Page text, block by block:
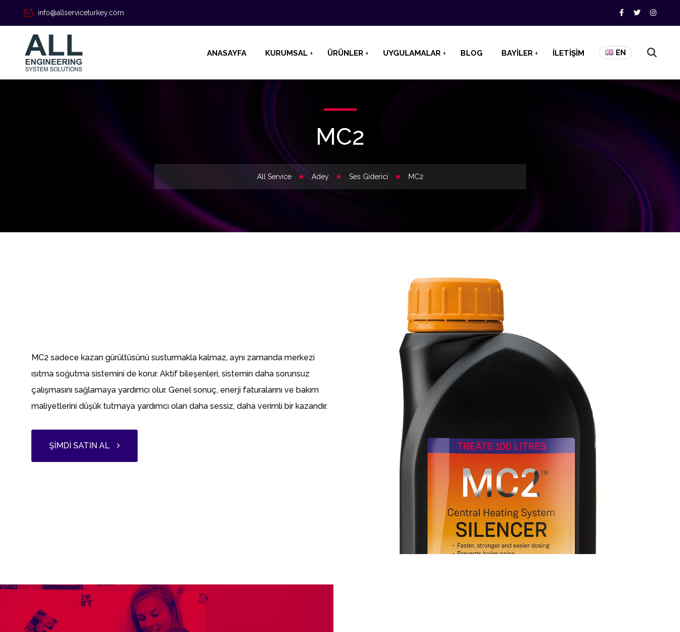
info@allserviceturkey.com
ANASAYFA KURUMSAL ÜRÜNLER UYGULAMALAR BLOG BAYİLER İLETİŞİM EN
MC2
All Service Adey Ses Giderici MC2
MC2 sadece kazan gürültüsünü susturmakla kalmaz, aynı zamanda merkezi
ısıtma soğutma sistemini de korur. Aktif bileşenleri, sistemin daha sorunsuz
çalışmasını sağlamaya yardımcı olur. Genel sonuç, enerji faturalarını ve bakım
maliyetlerini düşük tutmaya yardımcı olan daha sessiz, daha verimli bir kazandır.
ŞIMDI SATIN AL